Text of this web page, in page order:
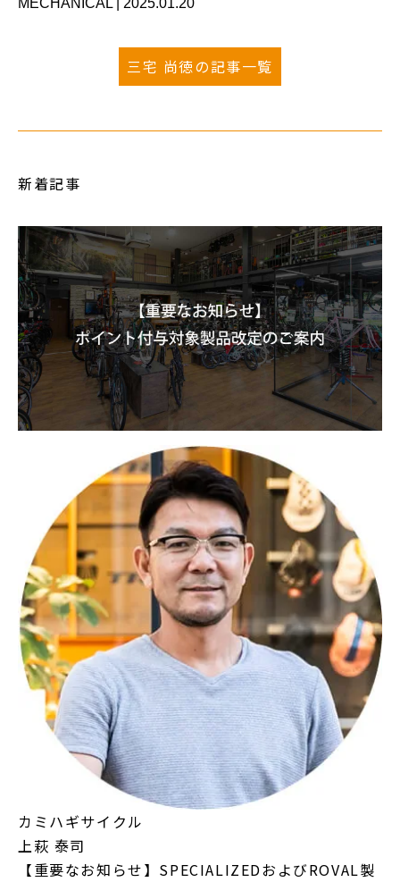
三宅 尚徳の記事一覧
新着記事
カミハギサイクル
上萩 泰司
【重要なお知らせ】SPECIALIZEDおよびROVAL製